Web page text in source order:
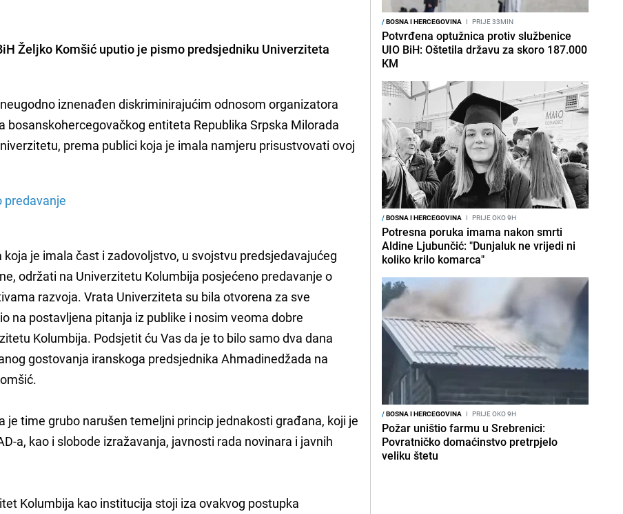
Željko Komšić uputio je pismo predsjedniku Univerziteta
iznenađen diskriminirajućim odnosom organizatora
bosanskohercegovačkog entiteta Republika Srpska Milorada
prema publici koja je imala namjeru prisustvovati ovoj
predavanje
je imala čast i zadovoljstvo, u svojstvu predsjedavajućeg
održati na Univerzitetu Kolumbija posjećeno predavanje o
razvoja. Vrata Univerziteta su bila otvorena za sve
na postavljena pitanja iz publike i nosim veoma dobre
Kolumbija. Podsjetit ću Vas da je to bilo samo dva dana
gostovanja iranskoga predsjednika Ahmadinedžada na
je time grubo narušen temeljni princip jednakosti građana, koji je
a, kao i slobode izražavanja, javnosti rada novinara i javnih
Kolumbija kao institucija stoji iza ovakvog postupka
/BOSNA I HERCEGOVINA I PRIJE 33MIN
Potvrđena optužnica protiv službenice
UIO BiH: Oštetila državu za skoro 187.000
KM
/BOSNA I HERCEGOVINA I PRIJE OKO 9H
Potresna poruka imama nakon smrti
Aldine Ljubunčić: "Dunjaluk ne vrijedi ni
koliko krilo komarca"
/BOSNA I HERCEGOVINA I PRIJE OKO 9H
Požar uništio farmu u Srebrenici:
Povratničko domaćinstvo pretrpjelo
veliku štetu